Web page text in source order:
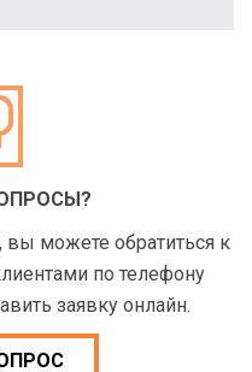
вы можете обратиться к
по телефону
заявку онлайн.